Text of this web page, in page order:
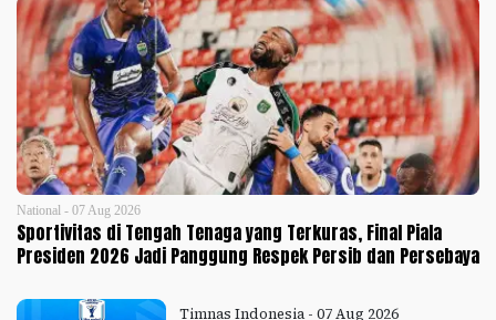
National - 07 Aug 2026
Sportivitas di Tengah Tenaga yang Terkuras, Final Piala
Presiden 2026 Jadi Panggung Respek Persib dan Persebaya
Timnas Indonesia - 07 Aug 2026